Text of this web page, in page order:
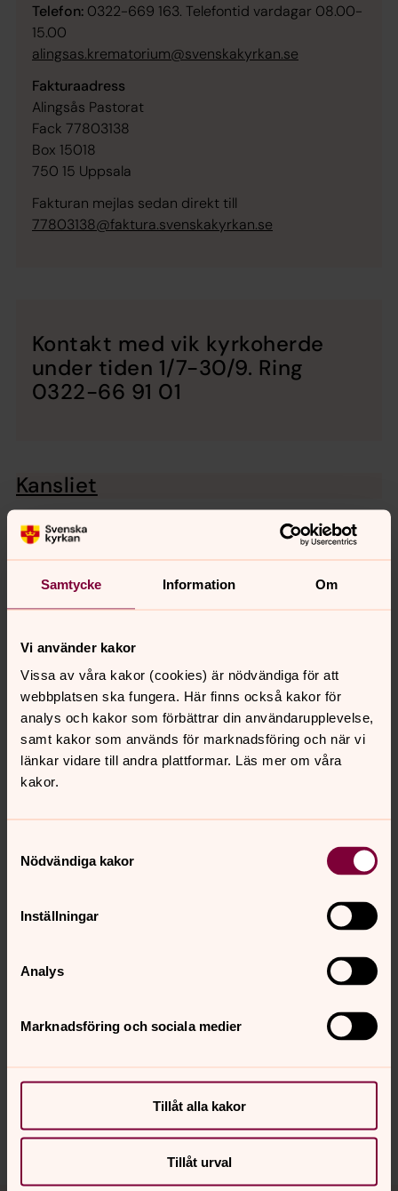
Samtycke Information Om
Vi använder kakor
Vissa av våra kakor (cookies) är nödvändiga för att
webbplatsen ska fungera. Här finns också kakor för
analys och kakor som förbättrar din användarupplevelse,
samt kakor som används för marknadsföring och när vi
länkar vidare till andra plattformar. Läs mer om våra
kakor.
Nödvändiga kakor
Inställningar
Analys
Marknadsföring och sociala medier
Tillåt alla kakor
Tillåt urval
Telefon: 0322-669 163. Telefontid vardagar 08.00-
15.00
alingsas.krematorium@svenskakyrkan.se
Fakturaadress
Alingsås Pastorat
Fack 77803138
Box 15018
750 15 Uppsala
Fakturan mejlas sedan direkt till
77803138@faktura.svenskakyrkan.se
Kontakt med vik kyrkoherde
under tiden 1/7-30/9. Ring
0322-66 91 01
Kansliet
Information och HR
Pedagoger
Präster och diakoner
Musiker
Vaktmästare och lokalvård
Alingsås
Fastighetsförvaltningen
Synpunkter eller frågor på sidans
alingsas.pastorat@svenskakyrkan.se